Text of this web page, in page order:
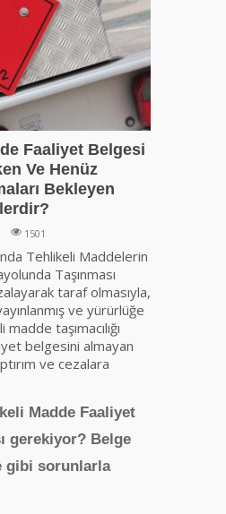
Faaliyet Belgesi
Ve Henüz
Bekleyen
1501
Tehlikeli Maddelerin
Taşınması
taraf olmasıyla,
ve yürürlüğe
taşımacılığı
belgesini almayan
ve cezalara
Madde Faaliyet
gerekiyor? Belge
gibi sorunlarla